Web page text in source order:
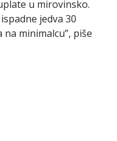
u mirovinsko.
jedva 30
minimalcu”, piše